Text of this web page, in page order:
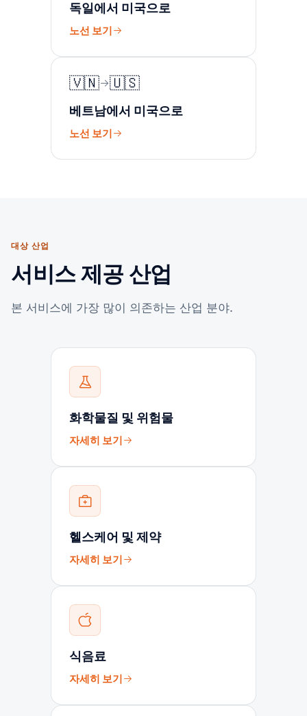
독일에서 미국으로
노선 보기
🇻🇳 🇺🇸
베트남에서 미국으로
노선 보기
대상 산업
서비스 제공 산업
본 서비스에 가장 많이 의존하는 산업 분야.
화학물질 및 위험물
자세히 보기
헬스케어 및 제약
자세히 보기
식음료
자세히 보기